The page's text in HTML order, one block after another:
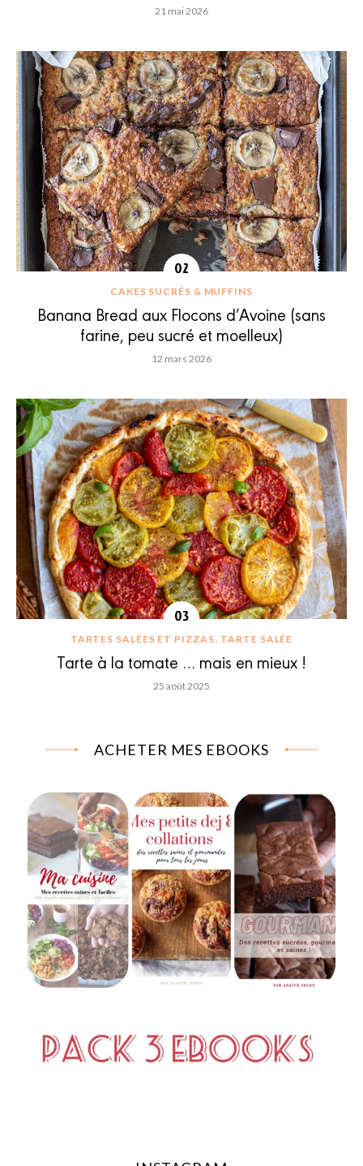
21 mai 2026
CAKES SUCRÉS & MUFFINS
Banana Bread aux Flocons d’Avoine (sans
farine, peu sucré et moelleux)
12 mars 2026
TARTES SALÉES ET PIZZAS TARTE SALÉE
Tarte à la tomate … mais en mieux !
25 août 2025
ACHETER MES EBOOKS